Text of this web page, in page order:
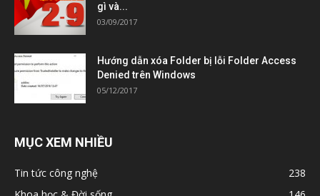
gì và...
03/09/2017
Hướng dẫn xóa Folder bị lỗi Folder Access
Denied trên Windows
05/12/2017
MỤC XEM NHIỀU
Tin tức công nghệ
238